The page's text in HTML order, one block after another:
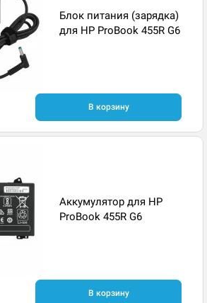
Блок питания (зарядка)
для HP ProBook 455R G6
В корзину
Аккумулятор для HP
ProBook 455R G6
В корзину